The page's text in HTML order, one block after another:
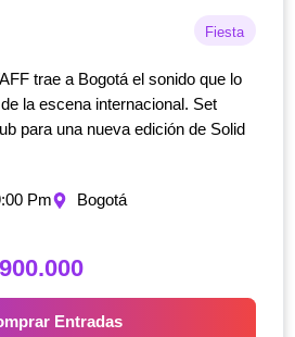
Fiesta
trae a Bogotá el sonido que lo
la escena internacional. Set
para una nueva edición de Solid
Pm Bogotá
R
n
Entradas